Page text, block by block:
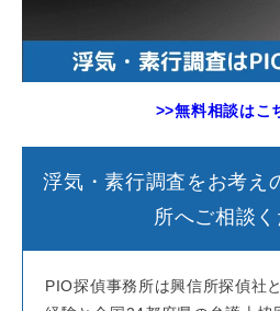
>>無料相談はこ
浮気・素行調査をお考え
所へご相談
PIO探偵事務所は興信所探偵社